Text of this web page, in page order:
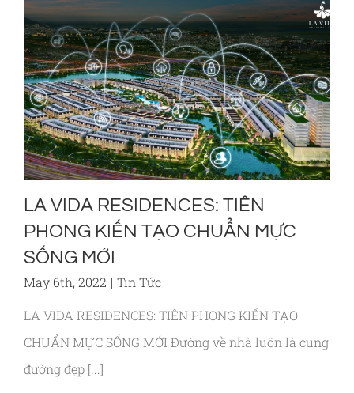
LA VIDA RESIDENCES: TIÊN
PHONG KIẾN TẠO CHUẨN MỰC
SỐNG MỚI
May 6th, 2022 | Tin Tức
LA VIDA RESIDENCES: TIÊN PHONG KIẾN TẠO
CHUẨN MỰC SỐNG MỚI Đường về nhà luôn là cung
đường đẹp [...]